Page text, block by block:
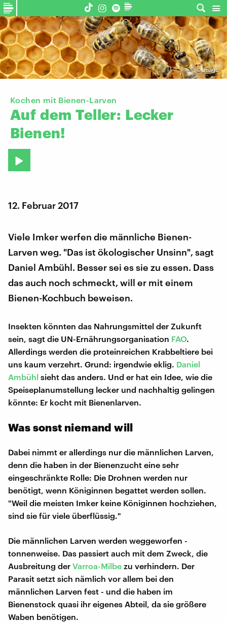
©imago
Kochen mit Bienen-Larven
Auf dem Teller: Lecker
Bienen!
12. Februar 2017
Viele Imker werfen die männliche Bienen-
Larven weg. "Das ist ökologischer Unsinn", sagt
Daniel Ambühl. Besser sei es sie zu essen. Dass
das auch noch schmeckt, will er mit einem
Bienen-Kochbuch beweisen.
Insekten könnten das Nahrungsmittel der Zukunft
sein, sagt die UN-Ernährungsorganisation FAO.
Allerdings werden die proteinreichen Krabbeltiere bei
uns kaum verzehrt. Grund: irgendwie eklig. Daniel
Ambühl sieht das anders. Und er hat ein Idee, wie die
Speiseplanumstellung lecker und nachhaltig gelingen
könnte: Er kocht mit Bienenlarven.
Was sonst niemand will
Dabei nimmt er allerdings nur die männlichen Larven,
denn die haben in der Bienenzucht eine sehr
eingeschränkte Rolle: Die Drohnen werden nur
benötigt, wenn Königinnen begattet werden sollen.
"Weil die meisten Imker keine Königinnen hochziehen,
sind sie für viele überflüssig."
Die männlichen Larven werden weggeworfen -
tonnenweise. Das passiert auch mit dem Zweck, die
Ausbreitung der Varroa-Milbe zu verhindern. Der
Parasit setzt sich nämlich vor allem bei den
männlichen Larven fest - und die haben im
Bienenstock quasi ihr eigenes Abteil, da sie größere
Waben benötigen.